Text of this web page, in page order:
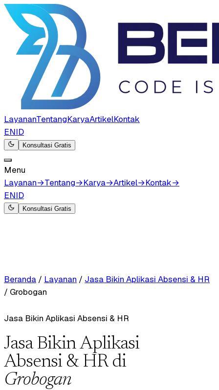
LayananTentangKaryaArtikelKontak
ENID
Konsultasi Gratis
Menu
Layanan→Tentang→Karya→Artikel→Kontak→
ENID
Konsultasi Gratis
Beranda / Layanan / Jasa Bikin Aplikasi Absensi & HR
/ Grobogan
Jasa Bikin Aplikasi Absensi & HR
Jasa Bikin Aplikasi
Absensi & HR di
Grobogan